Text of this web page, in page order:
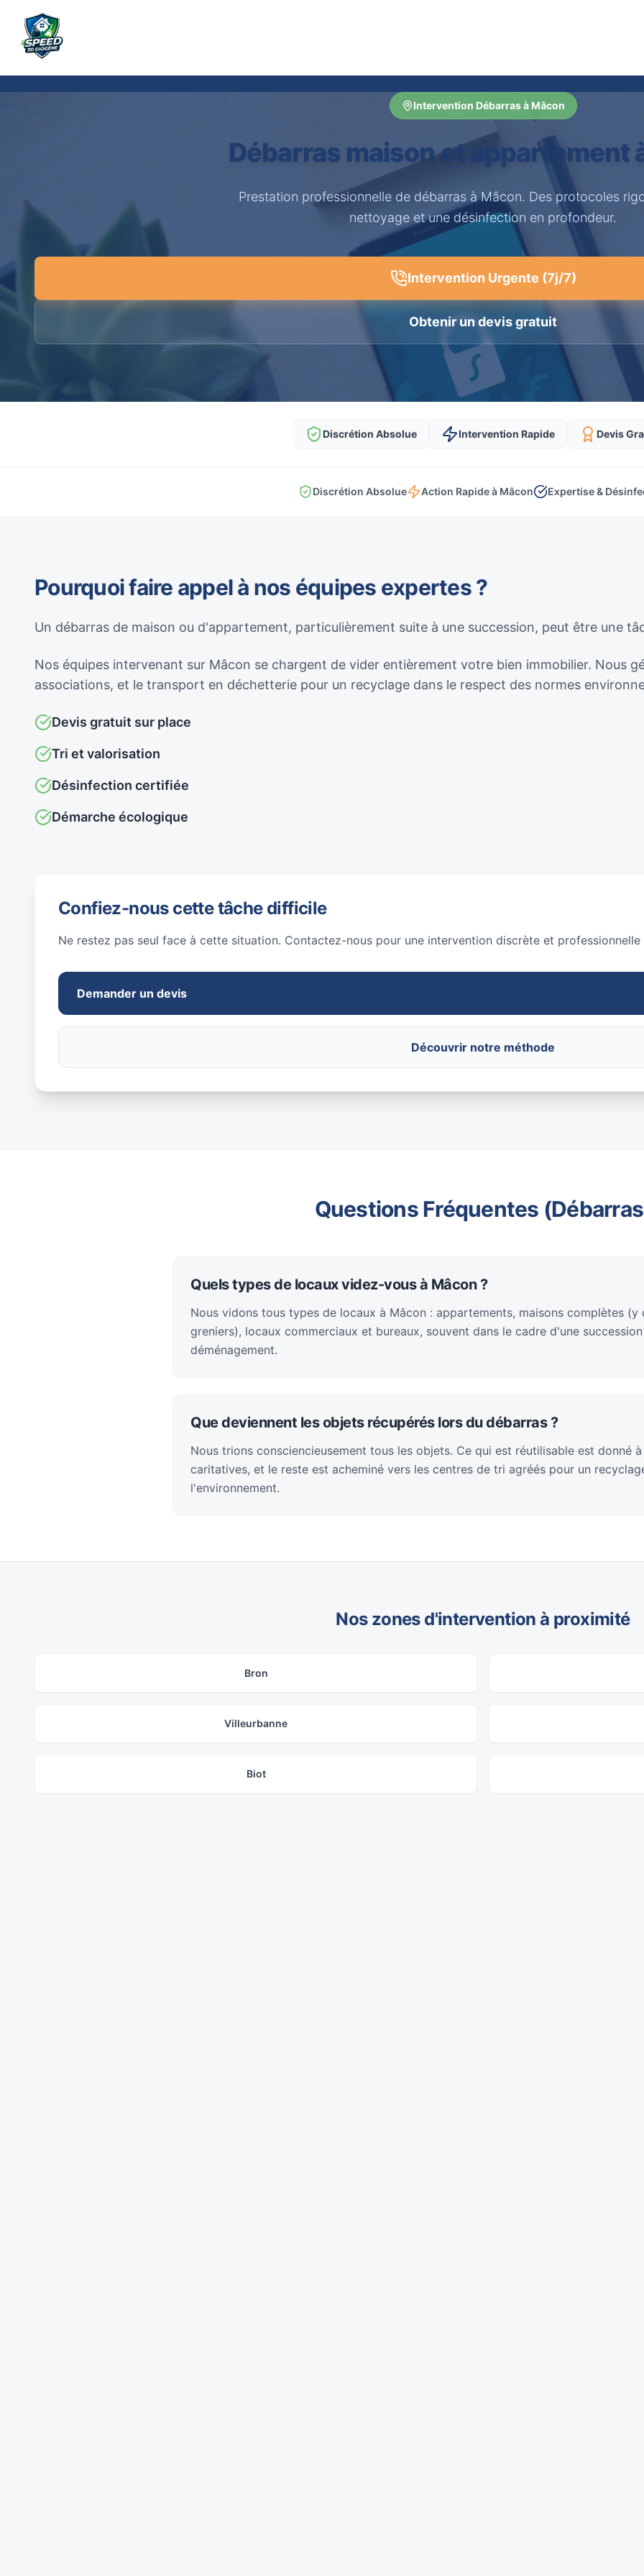
Intervention Débarras à Mâcon
Débarras maison et appartement
Prestation professionnelle de débarras à Mâcon. Des protocoles
nettoyage et une désinfection en profondeur.
Intervention Urgente (7j/7)
Obtenir un devis gratuit
Discrétion Absolue Intervention Rapide Devis
Discrétion Absolue Action Rapide à Mâcon Expertise &
Pourquoi faire appel à nos équipes expertes ?
Un débarras de maison ou d'appartement, particulièrement suite à une succession, peut être une
Nos équipes intervenant sur Mâcon se chargent de vider entièrement votre bien immobilier. Nous
associations, et le transport en déchetterie pour un recyclage dans le respect des normes
Devis gratuit sur place
Tri et valorisation
Désinfection certifiée
Démarche écologique
Confiez-nous cette tâche difficile
Ne restez pas seul face à cette situation. Contactez-nous pour une intervention discrète et
Demander un devis
Découvrir notre méthode
Questions Fréquentes
Quels types de locaux videz-vous à Mâcon ?
Nous vidons tous types de locaux à Mâcon : appartements, maisons complètes (y
greniers), locaux commerciaux et bureaux, souvent dans le cadre d'une
déménagement.
Que deviennent les objets récupérés lors du débarras ?
Nous trions consciencieusement tous les objets. Ce qui est réutilisable est donné
caritatives, et le reste est acheminé vers les centres de tri agréés pour un
l'environnement.
Nos zones d'intervention à proximité
Bron
Villeurbanne
Biot